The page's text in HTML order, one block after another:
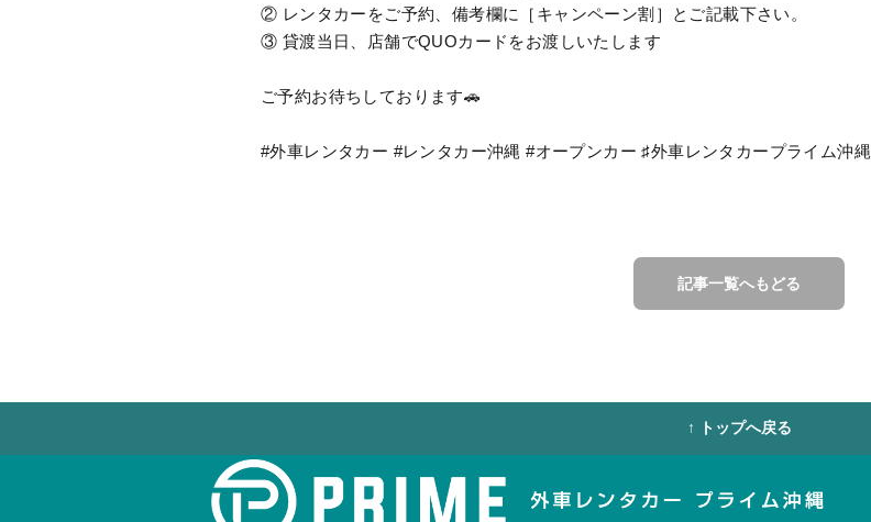
② レンタカーをご予約、備考欄に［キャンペーン割］とご記載下さい。
③ 貸渡当日、店舗でQUOカードをお渡しいたします
ご予約お待ちしております🚗
#外車レンタカー #レンタカー沖縄 #オープンカー ♯外車レンタカープライム沖縄
記事一覧へもどる
↑ トップへ戻る